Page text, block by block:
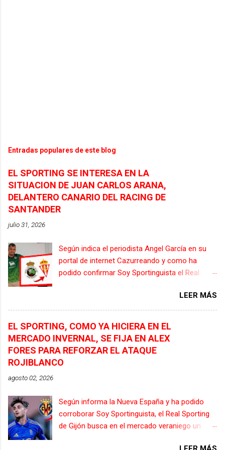
Entradas populares de este blog
EL SPORTING SE INTERESA EN LA
SITUACION DE JUAN CARLOS ARANA,
DELANTERO CANARIO DEL RACING DE
SANTANDER
julio 31, 2026
Según indica el periodista Angel García en su
portal de internet Cazurreando y como ha
podido confirmar Soy Sportinguista el Real
fichaje de Juan Carlos Arana, delantero canario
de 26 años, propiedad el Racing de Santander.
El atacante canario no entra en los planes del
director deportivo del Racing de Santander,
Chema Aragón, que estaría buscando una
salida, ya sea en forma de cesión, con opción
cantabro en su regreso a la Liga EA Sports. La
dirección deportiva del Sporting buscaría la
llegada de un jugador que pueda sustituir a
LEER MÁS
EL SPORTING, COMO YA HICIERA EN EL
MERCADO INVERNAL, SE FIJA EN ALEX
FORES PARA REFORZAR EL ATAQUE
ROJIBLANCO
agosto 02, 2026
Según informa la Nueva España y ha podido
corroborar Soy Sportinguista, el Real Sporting
de Gijón busca en el mercado veraniego un